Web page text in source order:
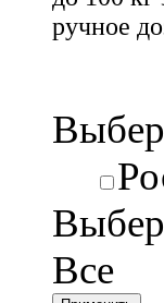
ручное
Все